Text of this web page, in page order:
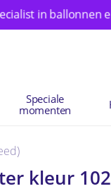
in ballonnen en
Speciale
momenten
kleur